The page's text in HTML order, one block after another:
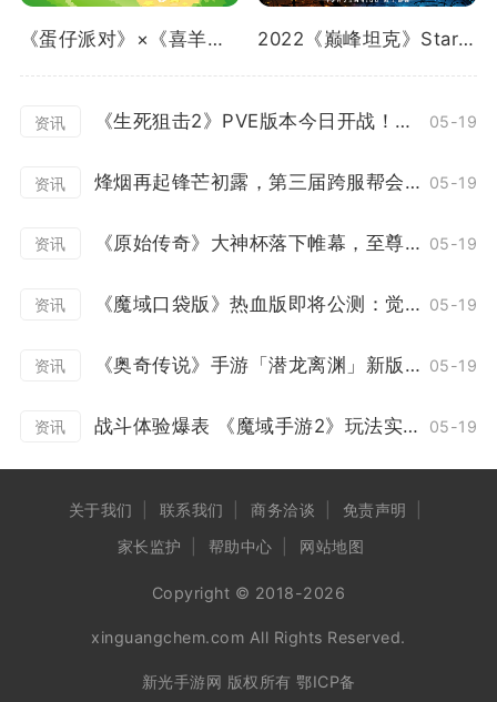
《蛋仔派对》×《喜羊羊与灰太狼》重磅联动曝光！ 2022《巅峰坦克》Star Road星路冠军杯总决赛12.24开启！
资讯 《生死狙击2》PVE版本今日开战！花式协作冒险 05-19
资讯 烽烟再起锋芒初露，第三届跨服帮会联赛正式打响！ 05-19
资讯 《原始传奇》大神杯落下帷幕，至尊战队上演百战不灭！ 05-19
资讯 《魔域口袋版》热血版即将公测：觉醒突破赛事升级 欧皇大奖等你来领！ 05-19
资讯 《奥奇传说》手游「潜龙离渊」新版本12月23日开启 05-19
资讯 战斗体验爆表 《魔域手游2》玩法实机演示泄露 05-19
关于我们 联系我们 商务洽谈
免责声明
家长监护
帮助中心 网站地图
Copyright © 2018-2026
xinguangchem.com All Rights Reserved.
新光手游网 版权所有 鄂ICP备